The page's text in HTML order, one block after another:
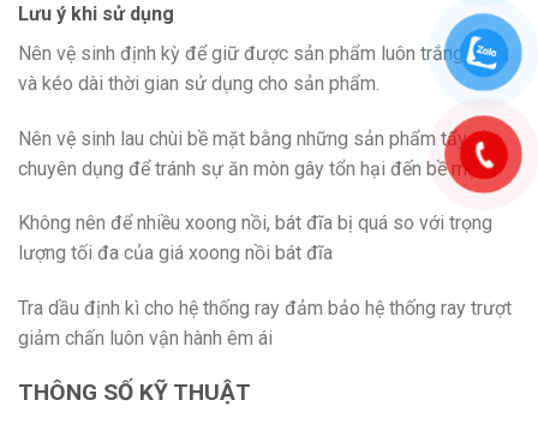
Lưu ý khi sử dụng
Nên vệ sinh định kỳ để giữ được sản phẩm luôn trắng sáng
và kéo dài thời gian sử dụng cho sản phẩm.
Nên vệ sinh lau chùi bề mặt bằng những sản phẩm tẩy rửa
chuyên dụng để tránh sự ăn mòn gây tổn hại đến bề mặt.
Không nên để nhiều xoong nồi, bát đĩa bị quá so với trọng
lượng tối đa của giá xoong nồi bát đĩa
Tra dầu định kì cho hệ thống ray đảm bảo hệ thống ray trượt
giảm chấn luôn vận hành êm ái
THÔNG SỐ KỸ THUẬT